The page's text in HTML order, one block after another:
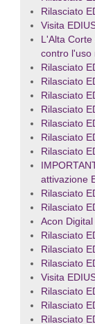
Rilasciato
Visita
L'Alta
contro l'uso
Rilasciato
Rilasciato
Rilasciato
Rilasciato
Rilasciato
Rilasciato
Rilasciato
attivazione
Rilasciato
Rilasciato
Acon
Rilasciato
Rilasciato
Rilasciato
Visita
Rilasciato
Rilasciato
Rilasciato